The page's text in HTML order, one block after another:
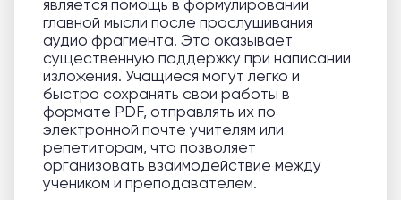
является помощь в формулировании
главной мысли после прослушивания
аудио фрагмента. Это оказывает
существенную поддержку при написании
изложения. Учащиеся могут легко и
быстро сохранять свои работы в
формате PDF, отправлять их по
электронной почте учителям или
репетиторам, что позволяет
организовать взаимодействие между
учеником и преподавателем.